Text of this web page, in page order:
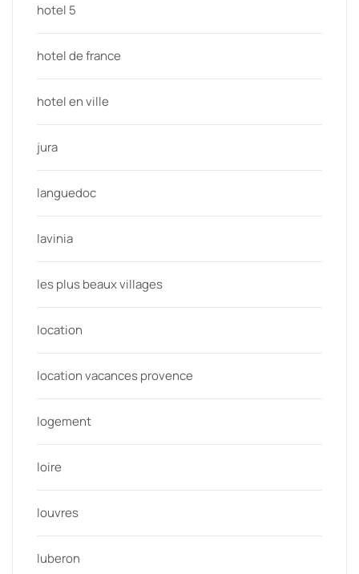
hotel 5
hotel de france
hotel en ville
jura
languedoc
lavinia
les plus beaux villages
location
location vacances provence
logement
loire
louvres
luberon